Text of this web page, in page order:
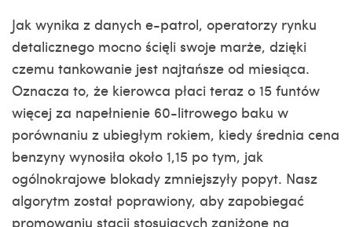
Jak wynika z danych e-patrol, operatorzy rynku
detalicznego mocno ścięli swoje marże, dzięki
czemu tankowanie jest najtańsze od miesiąca.
Oznacza to, że kierowca płaci teraz o 15 funtów
więcej za napełnienie 60-litrowego baku w
porównaniu z ubiegłym rokiem, kiedy średnia cena
benzyny wynosiła około 1,15 po tym, jak
ogólnokrajowe blokady zmniejszyły popyt. Nasz
algorytm został poprawiony, aby zapobiegać
promowaniu stacji stosujących zaniżone na